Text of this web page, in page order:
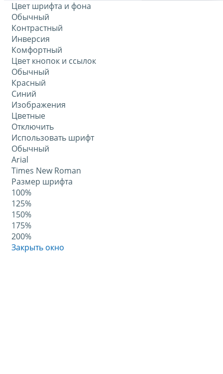
Цвет шрифта и фона
Обычный
Контрастный
Инверсия
Комфортный
Цвет кнопок и ссылок
Обычный
Красный
Синий
Изображения
Цветные
Отключить
Использовать шрифт
Обычный
Arial
Times New Roman
Размер шрифта
100%
125%
150%
175%
200%
Закрыть окно